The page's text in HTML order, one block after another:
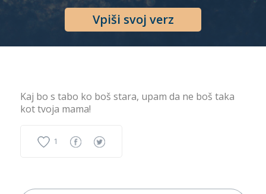
Vpiši svoj verz
Kaj bo s tabo ko boš stara, upam da ne boš taka
kot tvoja mama!
1